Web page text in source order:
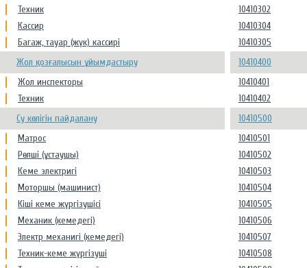
Техник
10410302
Кассир
10410304
Багаж, тауар (жүк) кассирі
10410305
Жол қозғалысын ұйымдастыру
10410400
Жол инспекторы
10410401
Техник
10410402
Су көлігін пайдалану
10410500
Матрос
10410501
Рөлші (ұстаушы)
10410502
Кеме электригі
10410503
Моторшы (машинист)
10410504
Кіші кеме жүргізушісі
10410505
Механик (кемедегі)
10410506
Электр механигі (кемедегі)
10410507
Техник-кеме жүргізуші
10410508